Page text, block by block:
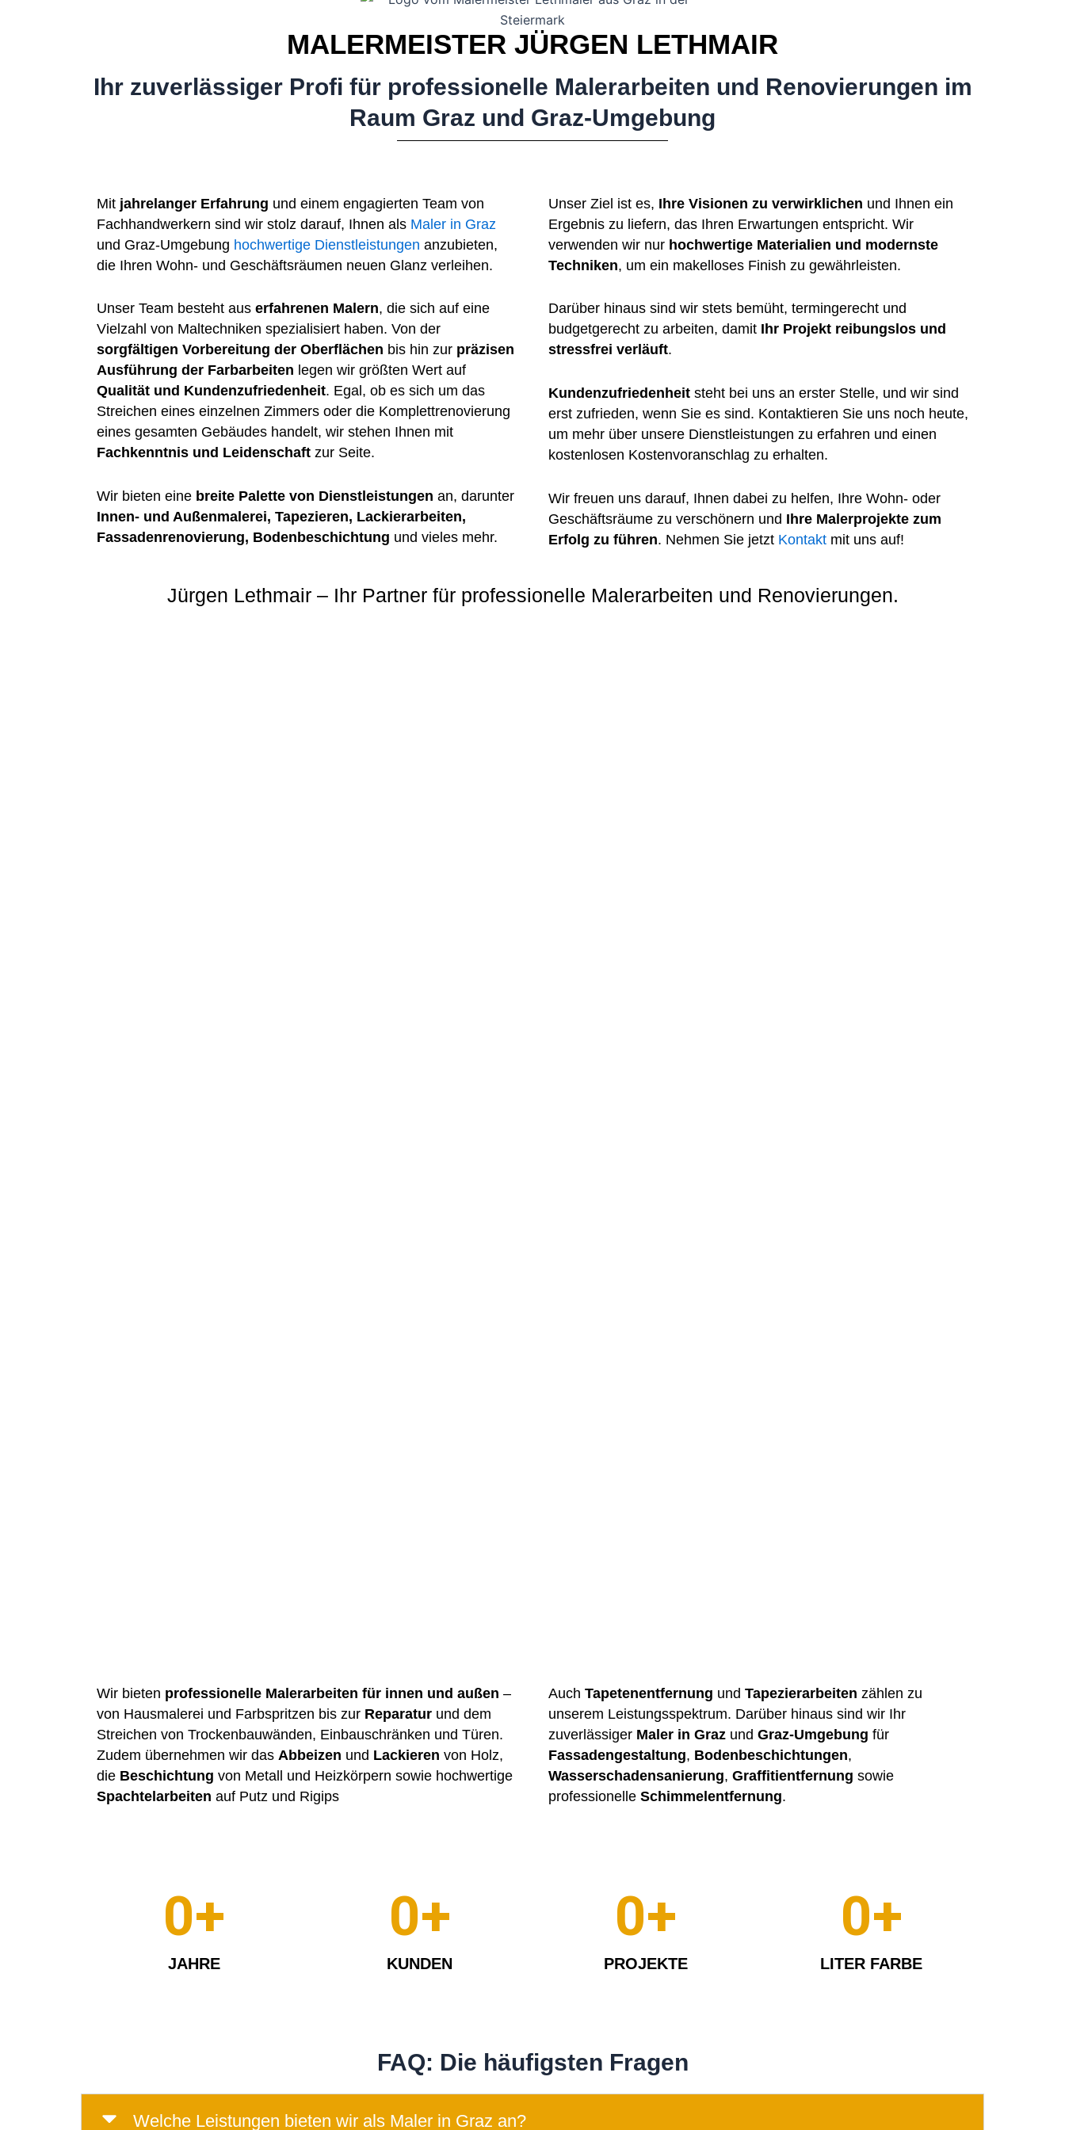
MALERMEISTER JÜRGEN LETHMAIR
Ihr zuverlässiger Profi für professionelle Malerarbeiten und Renovierungen im
Raum Graz und Graz-Umgebung
Mit jahrelanger Erfahrung und einem engagierten Team von
Fachhandwerkern sind wir stolz darauf, Ihnen als Maler in Graz
und Graz-Umgebung hochwertige Dienstleistungen anzubieten,
die Ihren Wohn- und Geschäftsräumen neuen Glanz verleihen.
Unser Team besteht aus erfahrenen Malern, die sich auf eine
Vielzahl von Maltechniken spezialisiert haben. Von der
sorgfältigen Vorbereitung der Oberflächen bis hin zur präzisen
Ausführung der Farbarbeiten legen wir größten Wert auf
Qualität und Kundenzufriedenheit. Egal, ob es sich um das
Streichen eines einzelnen Zimmers oder die Komplettrenovierung
eines gesamten Gebäudes handelt, wir stehen Ihnen mit
Fachkenntnis und Leidenschaft zur Seite.
Wir bieten eine breite Palette von Dienstleistungen an, darunter
Innen- und Außenmalerei, Tapezieren, Lackierarbeiten,
Fassadenrenovierung, Bodenbeschichtung und vieles mehr.
Unser Ziel ist es, Ihre Visionen zu verwirklichen und Ihnen ein
Ergebnis zu liefern, das Ihren Erwartungen entspricht. Wir
verwenden wir nur hochwertige Materialien und modernste
Techniken, um ein makelloses Finish zu gewährleisten.
Darüber hinaus sind wir stets bemüht, termingerecht und
budgetgerecht zu arbeiten, damit Ihr Projekt reibungslos und
stressfrei verläuft.
Kundenzufriedenheit steht bei uns an erster Stelle, und wir sind
erst zufrieden, wenn Sie es sind. Kontaktieren Sie uns noch heute,
um mehr über unsere Dienstleistungen zu erfahren und einen
kostenlosen Kostenvoranschlag zu erhalten.
Wir freuen uns darauf, Ihnen dabei zu helfen, Ihre Wohn- oder
Geschäftsräume zu verschönern und Ihre Malerprojekte zum
Erfolg zu führen. Nehmen Sie jetzt Kontakt mit uns auf!
Jürgen Lethmair – Ihr Partner für professionelle Malerarbeiten und Renovierungen.
Wir bieten professionelle Malerarbeiten für innen und außen –
von Hausmalerei und Farbspritzen bis zur Reparatur und dem
Streichen von Trockenbauwänden, Einbauschränken und Türen.
Zudem übernehmen wir das Abbeizen und Lackieren von Holz,
die Beschichtung von Metall und Heizkörpern sowie hochwertige
Spachtelarbeiten auf Putz und Rigips
Auch Tapetenentfernung und Tapezierarbeiten zählen zu
unserem Leistungsspektrum. Darüber hinaus sind wir Ihr
zuverlässiger Maler in Graz und Graz-Umgebung für
Fassadengestaltung, Bodenbeschichtungen,
Wasserschadensanierung, Graffitientfernung sowie
professionelle Schimmelentfernung.
0+
JAHRE
0+
KUNDEN
0+
PROJEKTE
0+
LITER FARBE
FAQ: Die häufigsten Fragen
Welche Leistungen bieten wir als Maler in Graz an?